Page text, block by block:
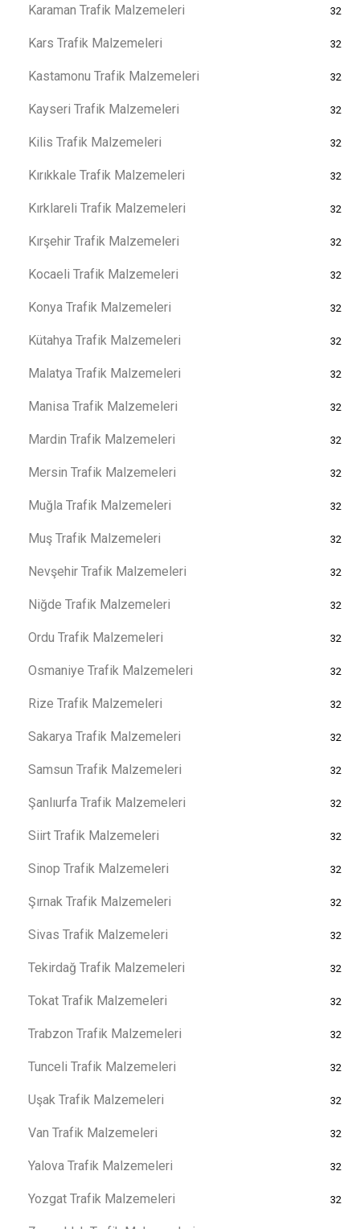
Karaman Trafik Malzemeleri 32
Kars Trafik Malzemeleri 32
Kastamonu Trafik Malzemeleri 32
Kayseri Trafik Malzemeleri 32
Kilis Trafik Malzemeleri 32
Kırıkkale Trafik Malzemeleri 32
Kırklareli Trafik Malzemeleri 32
Kırşehir Trafik Malzemeleri 32
Kocaeli Trafik Malzemeleri 32
Konya Trafik Malzemeleri 32
Kütahya Trafik Malzemeleri 32
Malatya Trafik Malzemeleri 32
Manisa Trafik Malzemeleri 32
Mardin Trafik Malzemeleri 32
Mersin Trafik Malzemeleri 32
Muğla Trafik Malzemeleri 32
Muş Trafik Malzemeleri 32
Nevşehir Trafik Malzemeleri 32
Niğde Trafik Malzemeleri 32
Ordu Trafik Malzemeleri 32
Osmaniye Trafik Malzemeleri 32
Rize Trafik Malzemeleri 32
Sakarya Trafik Malzemeleri 32
Samsun Trafik Malzemeleri 32
Şanlıurfa Trafik Malzemeleri 32
Siirt Trafik Malzemeleri 32
Sinop Trafik Malzemeleri 32
Şırnak Trafik Malzemeleri 32
Sivas Trafik Malzemeleri 32
Tekirdağ Trafik Malzemeleri 32
Tokat Trafik Malzemeleri 32
Trabzon Trafik Malzemeleri 32
Tunceli Trafik Malzemeleri 32
Uşak Trafik Malzemeleri 32
Van Trafik Malzemeleri 32
Yalova Trafik Malzemeleri 32
Yozgat Trafik Malzemeleri 32